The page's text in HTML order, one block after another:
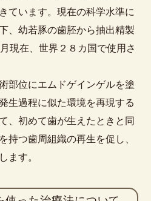
ています。現在の科学水準に
、幼若豚の歯胚から抽出精製
現在、世界２８カ国で使用さ
部位にエムドゲインゲルを塗
生過程に似た環境を再現する
、初めて歯が生えたときと同
持つ歯周組織の再生を促し、
ます。